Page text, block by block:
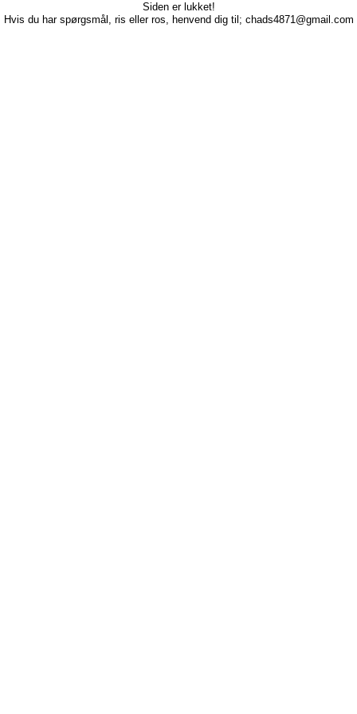
Siden er lukket!
Hvis du har spørgsmål, ris eller ros, henvend dig til; chads4871@gmail.com